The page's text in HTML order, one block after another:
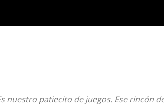
nuestro patiecito de juegos. Ese rincón